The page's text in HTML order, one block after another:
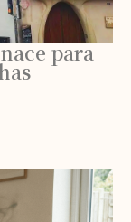
para